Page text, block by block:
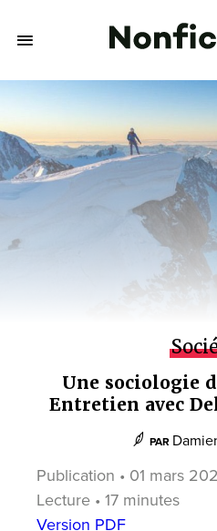
Une sociologie
Entretien avec
PAR
Publication • 01 mars
Lecture • 17 minutes
Version PDF